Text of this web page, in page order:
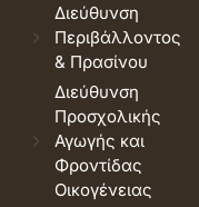
Διεύθυνση
Περιβάλλοντος
& Πρασίνου
Διεύθυνση
Προσχολικής
Αγωγής και
Φροντίδας
Οικογένειας